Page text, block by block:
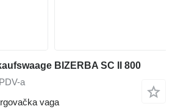
BIZERBA SC II 800
a
vaga